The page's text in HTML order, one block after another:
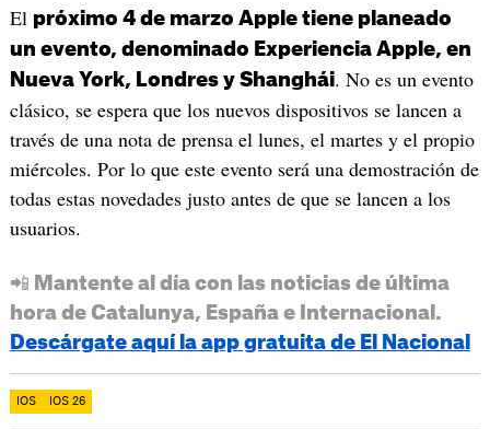
El próximo 4 de marzo Apple tiene planeado
un evento, denominado Experiencia Apple, en
Nueva York, Londres y Shanghái. No es un evento
clásico, se espera que los nuevos dispositivos se lancen a
través de una nota de prensa el lunes, el martes y el propio
miércoles. Por lo que este evento será una demostración de
todas estas novedades justo antes de que se lancen a los
usuarios.
📲 Mantente al día con las noticias de última
hora de Catalunya, España e Internacional.
Descárgate aquí la app gratuita de El Nacional
IOS IOS 26